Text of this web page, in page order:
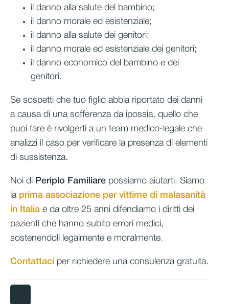
il danno alla salute del bambino;
il danno morale ed esistenziale;
il danno alla salute dei genitori;
il danno morale ed esistenziale dei genitori;
il danno economico del bambino e dei
genitori.
Se sospetti che tuo figlio abbia riportato dei danni
a causa di una sofferenza da ipossia, quello che
puoi fare è rivolgerti a un team medico-legale che
analizzi il caso per verificare la presenza di elementi
di sussistenza.
Noi di Periplo Familiare possiamo aiutarti. Siamo
la prima associazione per vittime di malasanità
in Italia e da oltre 25 anni difendiamo i diritti dei
pazienti che hanno subito errori medici,
sostenendoli legalmente e moralmente.
Contattaci per richiedere una consulenza gratuita.